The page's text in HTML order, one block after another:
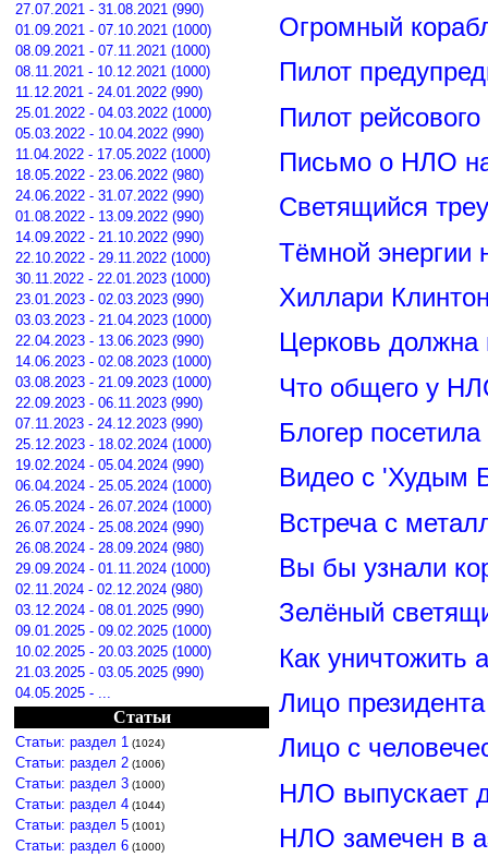
27.07.2021 - 31.08.2021 (990)
01.09.2021 - 07.10.2021 (1000)
08.09.2021 - 07.11.2021 (1000)
08.11.2021 - 10.12.2021 (1000)
11.12.2021 - 24.01.2022 (990)
25.01.2022 - 04.03.2022 (1000)
05.03.2022 - 10.04.2022 (990)
11.04.2022 - 17.05.2022 (1000)
18.05.2022 - 23.06.2022 (980)
24.06.2022 - 31.07.2022 (990)
01.08.2022 - 13.09.2022 (990)
14.09.2022 - 21.10.2022 (990)
22.10.2022 - 29.11.2022 (1000)
30.11.2022 - 22.01.2023 (1000)
23.01.2023 - 02.03.2023 (990)
03.03.2023 - 21.04.2023 (1000)
22.04.2023 - 13.06.2023 (990)
14.06.2023 - 02.08.2023 (1000)
03.08.2023 - 21.09.2023 (1000)
22.09.2023 - 06.11.2023 (990)
07.11.2023 - 24.12.2023 (990)
25.12.2023 - 18.02.2024 (1000)
19.02.2024 - 05.04.2024 (990)
06.04.2024 - 25.05.2024 (1000)
26.05.2024 - 26.07.2024 (1000)
26.07.2024 - 25.08.2024 (990)
26.08.2024 - 28.09.2024 (980)
29.09.2024 - 01.11.2024 (1000)
02.11.2024 - 02.12.2024 (980)
03.12.2024 - 08.01.2025 (990)
09.01.2025 - 09.02.2025 (1000)
10.02.2025 - 20.03.2025 (1000)
21.03.2025 - 03.05.2025 (990)
04.05.2025 - ...
Статьи
Статьи: раздел 1 (1024)
Статьи: раздел 2 (1006)
Статьи: раздел 3 (1000)
Статьи: раздел 4 (1044)
Статьи: раздел 5 (1001)
Статьи: раздел 6 (1000)
Огромный
Пилот
Пилот
Письмо о НЛО
Светящийся
Тёмной энергии
Хиллари
Церковь должна
Что общего у
Блогер
Видео с 'Худым
Встреча с
Вы бы узнали
Зелёный
Как уничтожить
Лицо
Лицо с
НЛО выпускает
НЛО замечен в